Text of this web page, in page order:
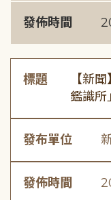
發佈時間
標題
【新
鑑識所
發布單位
發佈時間